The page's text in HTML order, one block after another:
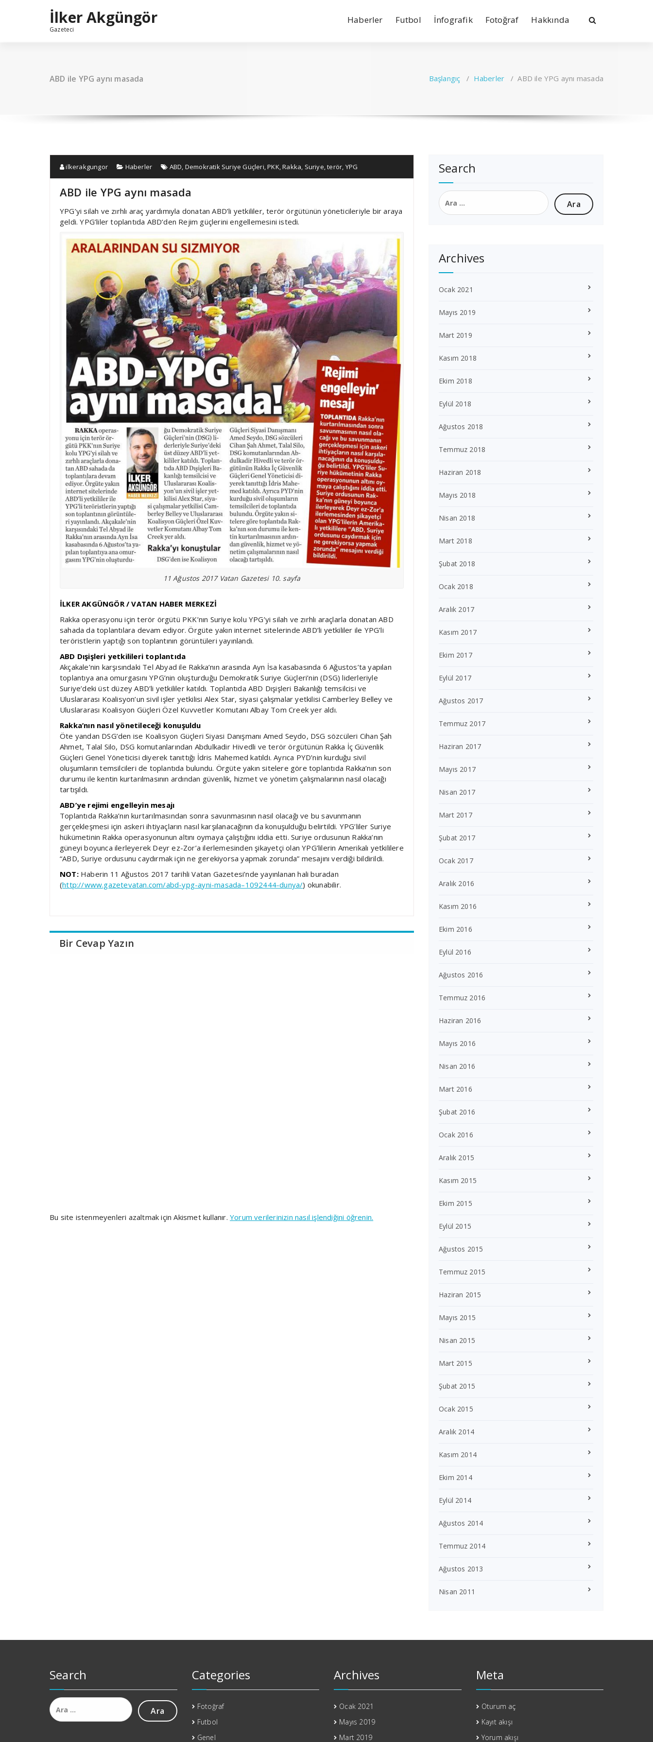
İlker Akgüngör
Gazeteci
Haberler Futbol İnfografik Fotoğraf Hakkında
ABD ile YPG aynı masada Başlangıç / Haberler /ABD ile YPG aynı masada
ilkerakgungor Haberler ABD, Demokratik Suriye Güçleri,PKK,Rakka, Suriye,terör, YPG
ABD ile YPG aynı masada
YPG’yi silah ve zırhlı araç yardımıyla donatan ABD’li yetkililer, terör örgütünün yöneticileriyle bir araya
geldi. YPG’liler toplantıda ABD’den Rejim güçlerini engellemesini istedi.
11 Ağustos 2017 Vatan Gazetesi 10. sayfa
İLKER AKGÜNGÖR / VATAN HABER MERKEZİ
Rakka operasyonu için terör örgütü PKK’nın Suriye kolu YPG’yi silah ve zırhlı araçlarla donatan ABD
sahada da toplantılara devam ediyor. Örgüte yakın internet sitelerinde ABD’li yetkililer ile YPG’li
teröristlerin yaptığı son toplantının görüntüleri yayınlandı.
ABD Dışişleri yetkilileri toplantıda
Akçakale’nin karşısındaki Tel Abyad ile Rakka’nın arasında Ayn İsa kasabasında 6 Ağustos’ta yapılan
toplantıya ana omurgasını YPG’nin oluşturduğu Demokratik Suriye Güçleri’nin (DSG) liderleriyle
Suriye’deki üst düzey ABD’li yetkililer katıldı. Toplantıda ABD Dışişleri Bakanlığı temsilcisi ve
Uluslararası Koalisyon’un sivil işler yetkilisi Alex Star, siyasi çalışmalar yetkilisi Camberley Belley ve
Uluslararası Koalisyon Güçleri Özel Kuvvetler Komutanı Albay Tom Creek yer aldı.
Rakka’nın nasıl yönetileceği konuşuldu
Öte yandan DSG’den ise Koalisyon Güçleri Siyasi Danışmanı Amed Seydo, DSG sözcüleri Cihan Şah
Ahmet, Talal Silo, DSG komutanlarından Abdulkadir Hivedli ve terör örgütünün Rakka İç Güvenlik
Güçleri Genel Yöneticisi diyerek tanıttığı İdris Mahemed katıldı. Ayrıca PYD’nin kurduğu sivil
oluşumların temsilcileri de toplantıda bulundu. Örgüte yakın sitelere göre toplantıda Rakka’nın son
durumu ile kentin kurtarılmasının ardından güvenlik, hizmet ve yönetim çalışmalarının nasıl olacağı
tartışıldı.
ABD’ye rejimi engelleyin mesajı
Toplantıda Rakka’nın kurtarılmasından sonra savunmasının nasıl olacağı ve bu savunmanın
gerçekleşmesi için askeri ihtiyaçların nasıl karşılanacağının da konuşulduğu belirtildi. YPG’liler Suriye
hükümetinin Rakka operasyonunun altını oymaya çalıştığını iddia etti. Suriye ordusunun Rakka’nın
güneyi boyunca ilerleyerek Deyr ez-Zor’a ilerlemesinden şikayetçi olan YPG’lilerin Amerikalı yetkililere
“ABD, Suriye ordusunu caydırmak için ne gerekiyorsa yapmak zorunda” mesajını verdiği bildirildi.
NOT: Haberin 11 Ağustos 2017 tarihli Vatan Gazetesi’nde yayınlanan hali buradan
(http://www.gazetevatan.com/abd-ypg-ayni-masada–1092444-dunya/) okunabilir.
Bir Cevap Yazın
Bu site istenmeyenleri azaltmak için Akismet kullanır.Yorum verilerinizin nasıl işlendiğini öğrenin.
Search
Arama:
Archives
Ocak 2021
Mayıs 2019
Mart 2019
Kasım 2018
Ekim 2018
Eylül 2018
Ağustos 2018
Temmuz 2018
Haziran 2018
Mayıs 2018
Nisan 2018
Mart 2018
Şubat 2018
Ocak 2018
Aralık 2017
Kasım 2017
Ekim 2017
Eylül 2017
Ağustos 2017
Temmuz 2017
Haziran 2017
Mayıs 2017
Nisan 2017
Mart 2017
Şubat 2017
Ocak 2017
Aralık 2016
Kasım 2016
Ekim 2016
Eylül 2016
Ağustos 2016
Temmuz 2016
Haziran 2016
Mayıs 2016
Nisan 2016
Mart 2016
Şubat 2016
Ocak 2016
Aralık 2015
Kasım 2015
Ekim 2015
Eylül 2015
Ağustos 2015
Temmuz 2015
Haziran 2015
Mayıs 2015
Nisan 2015
Mart 2015
Şubat 2015
Ocak 2015
Aralık 2014
Kasım 2014
Ekim 2014
Eylül 2014
Ağustos 2014
Temmuz 2014
Ağustos 2013
Nisan 2011
Search
Arama:
Categories
Fotoğraf
Futbol
Genel
Archives
Ocak 2021
Mayıs 2019
Mart 2019
Meta
Oturum aç
Kayıt akışı
Yorum akışı